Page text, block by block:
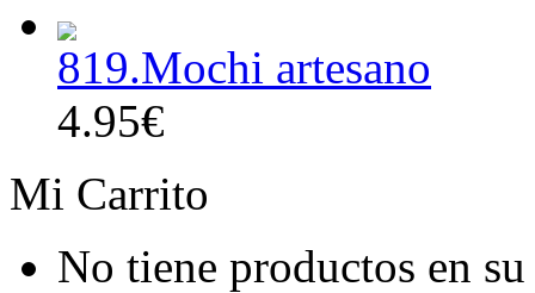
819.Mochi artesano
4.95€
Mi Carrito
No tiene productos en